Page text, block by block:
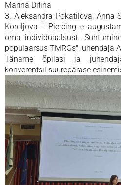
Marina Ditina
3. Aleksandra Pokatilova, Anna
Koroljova " Piercing e
oma individuaalsust.
populaarsus TMRGs" juhendaja
Täname õpilasi ja
konverentsil suurepärase